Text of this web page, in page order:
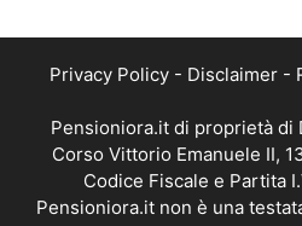
Privacy Policy - Disclaimer -
Pensioniora.it di proprietà di
Corso Vittorio Emanuele II,
Codice Fiscale e Partita
Pensioniora.it non è una